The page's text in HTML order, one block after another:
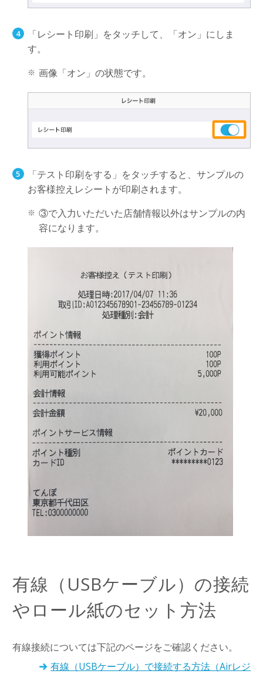
「レシート印刷」をタッチして、「オン」にしま
す。
画像「オン」の状態です。
「テスト印刷をする」をタッチすると、サンプルの
お客様控えレシートが印刷されます。
③で入力いただいた店舗情報以外はサンプルの内
容になります。
有線（USBケーブル）の接続
やロール紙のセット方法
有線接続については下記のページをご確認ください。
有線（USBケーブル）で接続する方法（Airレジ